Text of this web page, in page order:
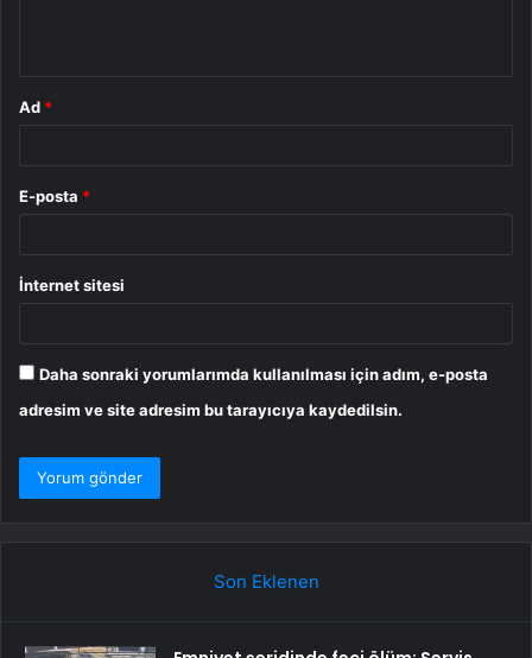
Ad *
E-posta *
İnternet sitesi
Daha sonraki yorumlarımda kullanılması için adım, e-posta
adresim ve site adresim bu tarayıcıya kaydedilsin.
Son Eklenen